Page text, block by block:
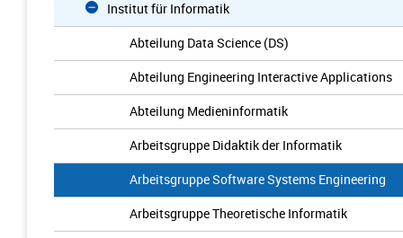
Institut für Informatik
Abteilung Data Science (DS)
Abteilung Engineering Interactive Applications
Abteilung Medieninformatik
Arbeitsgruppe Didaktik der Informatik
Arbeitsgruppe Software Systems Engineering
Arbeitsgruppe Theoretische Informatik